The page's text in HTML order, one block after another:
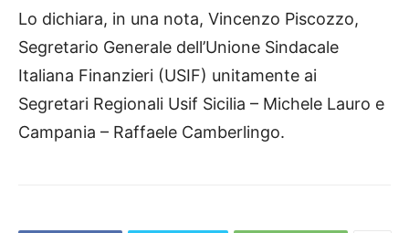
Lo dichiara, in una nota, Vincenzo Piscozzo,
Segretario Generale dell’Unione Sindacale
Italiana Finanzieri (USIF) unitamente ai
Segretari Regionali Usif Sicilia – Michele Lauro e
Campania – Raffaele Camberlingo.